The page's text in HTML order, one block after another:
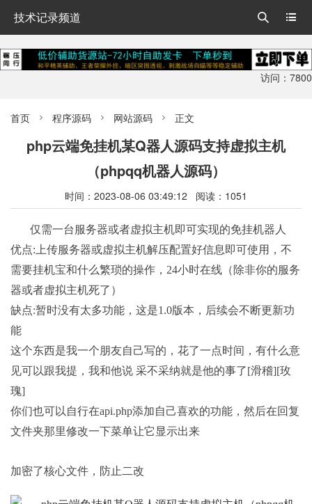
技术记录频道 

访问：7800
首页  程序源码  网站源码  正文
php云端免挂机某Q器人源码支持虚拟主机
（phpqq机器人源码）
时间：2023-08-06 03:49:12 阅读：1051
仅需一台服务器或者虚拟主机即可实现的免挂机器人
优点:上传服务器或虚拟主机解压配置好信息即可使用，不
需要挂机宝和什么繁琐的操作，24小时在线（除非你的服务
器或者虚拟主机死了）
缺点:暂时没有太多功能，这是1.0版本，后续会不断更新功
能
这个东西是我一个朋友自己写的，花了一点时间，有什么意
见可以跟我提，我和他说 采不采纳就是他的事了[滑稽][玫
瑰]
你们也可以自行在api.php添加自己喜欢的功能，然后在回复
文件夹那里修改一下菜单让它显示出来
加密了核心文件，防止二改